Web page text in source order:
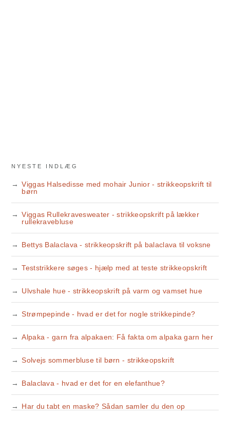
NYESTE INDLÆG
Viggas Halsedisse med mohair Junior - strikkeopskrift til
børn
Viggas Rullekravesweater - strikkeopskrift på lækker
rullekravebluse
Bettys Balaclava - strikkeopskrift på balaclava til voksne
Teststrikkere søges - hjælp med at teste strikkeopskrift
Ulvshale hue - strikkeopskrift på varm og vamset hue
Strømpepinde - hvad er det for nogle strikkepinde?
Alpaka - garn fra alpakaen: Få fakta om alpaka garn her
Solvejs sommerbluse til børn - strikkeopskrift
Balaclava - hvad er det for en elefanthue?
Har du tabt en maske? Sådan samler du den op